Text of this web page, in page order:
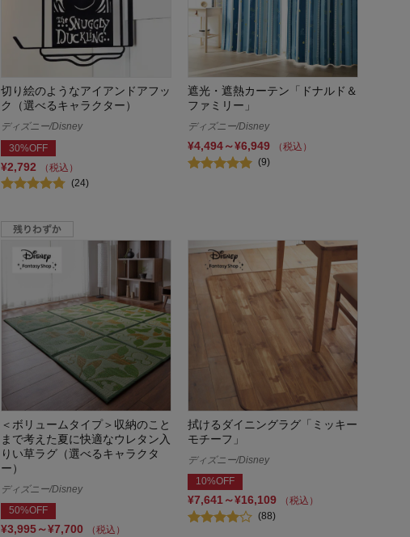
切り絵のようなアイアンドアフッ
ク（選べるキャラクター）
ディズニー/Disney
30%OFF
¥2,792
（税込）
(24)
遮光・遮熱カーテン「ドナルド＆
ファミリー」
ディズニー/Disney
¥4,494～¥6,949
（税込）
(9)
＜ボリュームタイプ＞収納のこと
まで考えた夏に快適なウレタン入
りい草ラグ（選べるキャラクタ
ー）
ディズニー/Disney
50%OFF
¥3,995～¥7,700
（税込）
拭けるダイニングラグ「ミッキー
モチーフ」
ディズニー/Disney
10%OFF
¥7,641～¥16,109
（税込）
(88)